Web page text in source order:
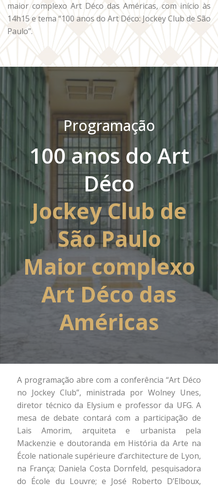
maior complexo Art Déco das Américas, com início às
14h15 e tema “100 anos do Art Déco: Jockey Club de São
Paulo”.
Programação
100 anos do Art
Déco
Jockey Club de
São Paulo
Maior complexo
Art Déco das
Américas
A programação abre com a conferência “Art Déco
no Jockey Club”, ministrada por Wolney Unes,
diretor técnico da Elysium e professor da UFG. A
mesa de debate contará com a participação de
Lais Amorim, arquiteta e urbanista pela
Mackenzie e doutoranda em História da Arte na
École nationale supérieure d’architecture de Lyon,
na França; Daniela Costa Dornfeld, pesquisadora
do École du Louvre; e José Roberto D’Elboux,